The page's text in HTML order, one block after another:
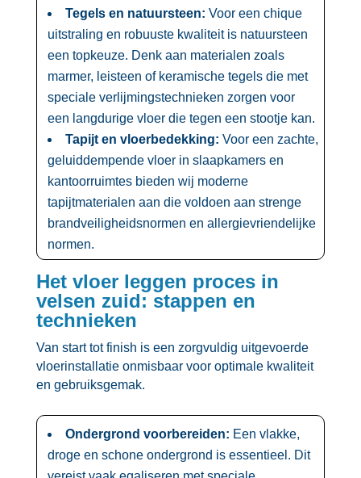
Tegels en natuursteen: Voor een chique
uitstraling en robuuste kwaliteit is natuursteen
een topkeuze.​ Denk aan materialen zoals
marmer, leisteen of keramische tegels die met
speciale verlijmingstechnieken zorgen voor
een langdurige vloer die tegen een stootje kan.​
Tapijt en vloerbedekking: Voor een zachte,
geluiddempende vloer in slaapkamers en
kantoorruimtes bieden wij moderne
tapijtmaterialen aan die voldoen aan strenge
brandveiligheidsnormen en allergievriendelijke
normen.​
Het vloer leggen proces in
velsen zuid: stappen en
technieken
Van start tot finish is een zorgvuldig uitgevoerde
vloerinstallatie onmisbaar voor optimale kwaliteit
en gebruiksgemak.​
Ondergrond voorbereiden: Een vlakke,
droge en schone ondergrond is essentieel.​ Dit